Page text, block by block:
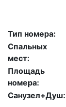
Тип номера:
Спальных
мест:
Площадь
номера:
Санузел+Душ: